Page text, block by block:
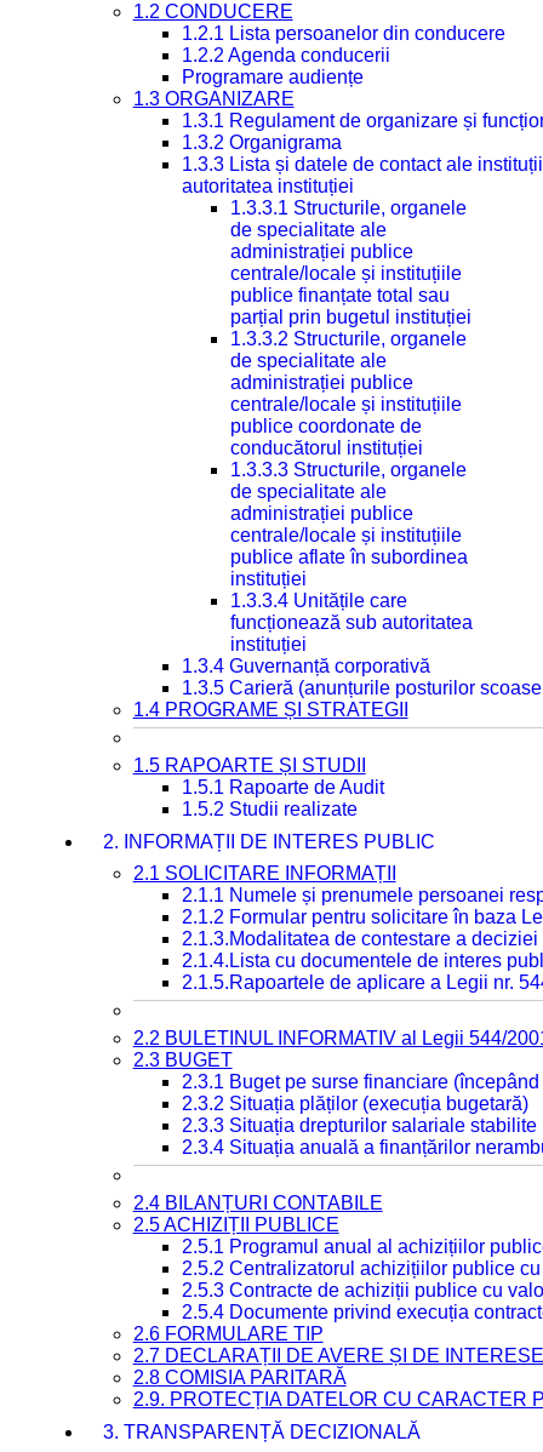
1.2 CONDUCERE
1.2.1 Lista persoanelor din conducere
1.2.2 Agenda conducerii
Programare audiențe
1.3 ORGANIZARE
1.3.1 Regulament de organizare și
1.3.2 Organigrama
1.3.3 Lista și datele de contact ale
autoritatea instituției
1.3.3.1 Structurile, organele
de specialitate ale
administrației publice
centrale/locale și instituțiile
publice finanțate total sau
parțial prin bugetul instituției
1.3.3.2 Structurile, organele
de specialitate ale
administrației publice
centrale/locale și instituțiile
publice coordonate de
conducătorul instituției
1.3.3.3 Structurile, organele
de specialitate ale
administrației publice
centrale/locale și instituțiile
publice aflate în subordinea
instituției
1.3.3.4 Unitățile care
funcționează sub autoritatea
instituției
1.3.4 Guvernanță corporativă
1.3.5 Carieră (anunțurile posturilor
1.4 PROGRAME ȘI STRATEGII
1.5 RAPOARTE ȘI STUDII
1.5.1 Rapoarte de Audit
1.5.2 Studii realizate
2. INFORMAȚII DE INTERES PUBLIC
2.1 SOLICITARE INFORMAȚII
2.1.1 Numele și prenumele persoanei
2.1.2 Formular pentru solicitare în baza
2.1.3.Modalitatea de contestare a
2.1.4.Lista cu documentele de interes
2.1.5.Rapoartele de aplicare a Legii nr.
2.2 BULETINUL INFORMATIV al Legii 544/
2.3 BUGET
2.3.1 Buget pe surse financiare
2.3.2 Situația plăților (execuția bugetară)
2.3.3 Situația drepturilor salariale
2.3.4 Situația anuală a finanțărilor
2.4 BILANȚURI CONTABILE
2.5 ACHIZIȚII PUBLICE
2.5.1 Programul anual al achizițiilor
2.5.2 Centralizatorul achizițiilor publice
2.5.3 Contracte de achiziții publice cu
2.5.4 Documente privind execuția
2.6 FORMULARE TIP
2.7 DECLARAȚII DE AVERE ȘI DE INTERESE
2.8 COMISIA PARITARĂ
2.9. PROTECȚIA DATELOR CU CARACTER
3. TRANSPARENȚĂ DECIZIONALĂ